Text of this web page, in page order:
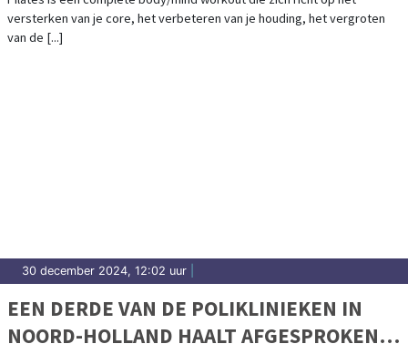
BERKELEY
versterken van je core, het verbeteren van je houding, het vergroten
van de [...]
30 december 2024, 12:02 uur
EEN DERDE VAN DE POLIKLINIEKEN IN
NOORD-HOLLAND HAALT AFGESPROKEN